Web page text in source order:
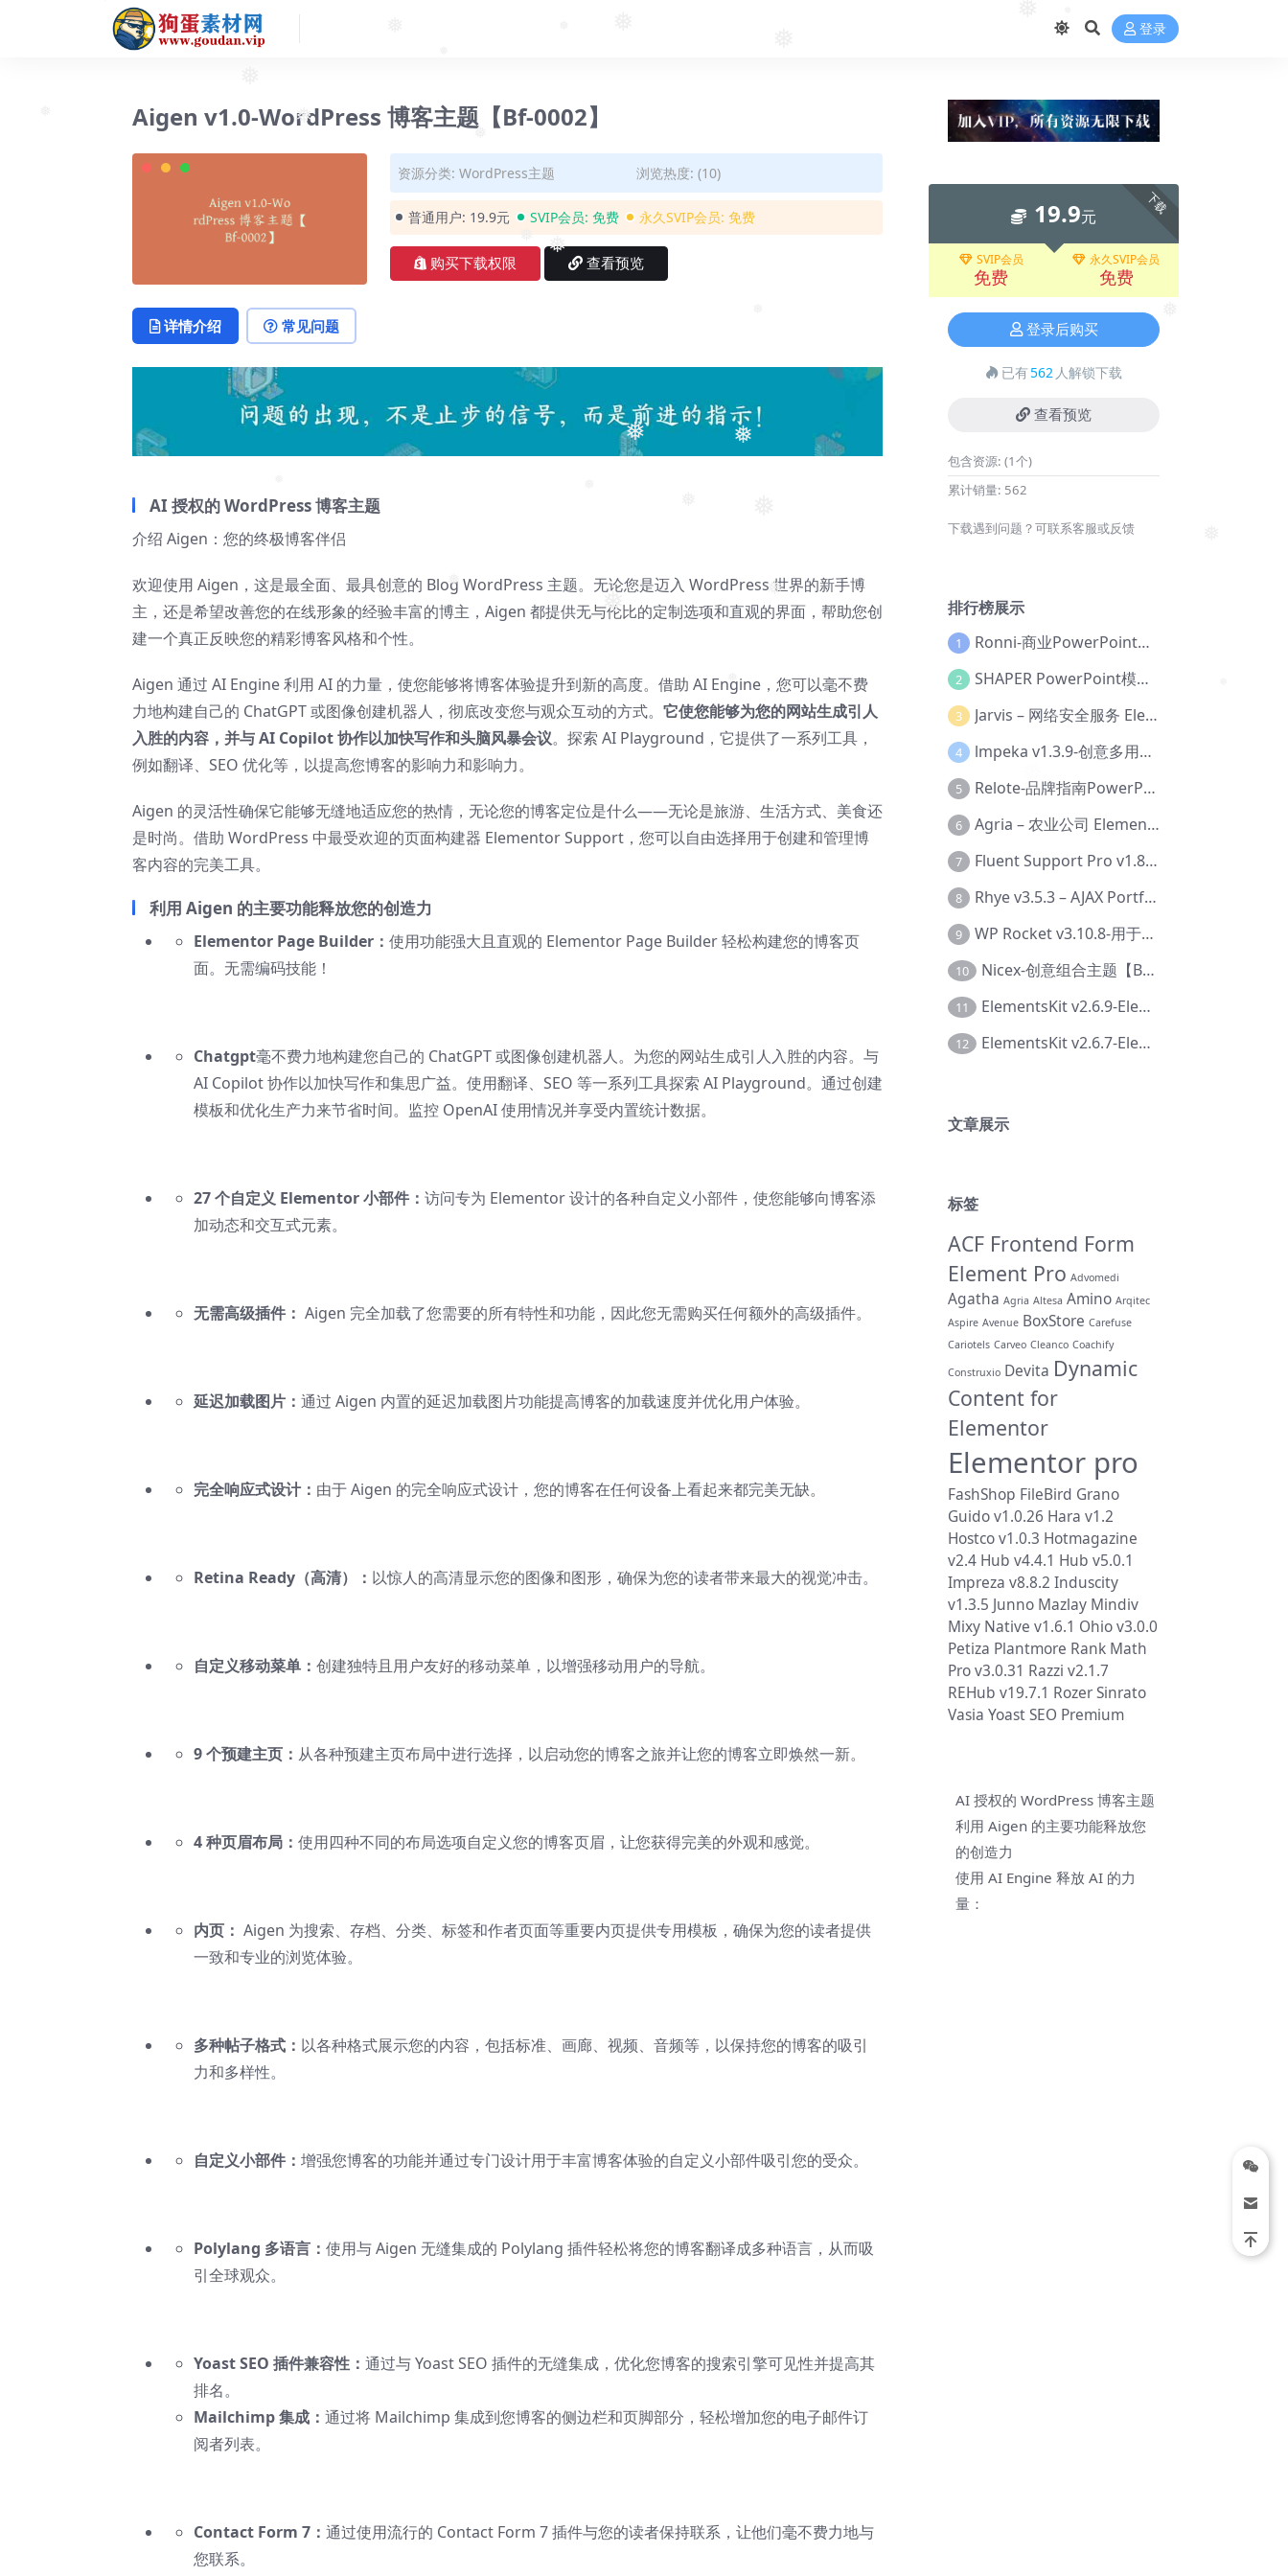
❅
❅
❅
❅
❅
❅
❅
❅
❅
❅
❅ 登录
Aigen v1.0-WordPress 博客主题【Bf-0002】
资源分类: WordPress主题 浏览热度: (10)
普通用户: 19.9元 SVIP会员: 免费 永久SVIP会员: 免费
购买下载权限 查看预览
详情介绍 常见问题
AI 授权的 WordPress 博客主题
介绍 Aigen：您的终极博客伴侣
欢迎使用 Aigen，这是最全面、最具创意的 Blog WordPress 主题。无论您是迈入 WordPress 世界的新手博
主，还是希望改善您的在线形象的经验丰富的博主，Aigen 都提供无与伦比的定制选项和直观的界面，帮助您创
建一个真正反映您的精彩博客风格和个性。
Aigen 通过 AI Engine 利用 AI 的力量，使您能够将博客体验提升到新的高度。借助 AI Engine，您可以毫不费
力地构建自己的 ChatGPT 或图像创建机器人，彻底改变您与观众互动的方式。 它使您能够为您的网站生成引人
入胜的内容，并与 AI Copilot 协作以加快写作和头脑风暴会议。探索 AI Playground，它提供了一系列工具，
例如翻译、SEO 优化等，以提高您博客的影响力和影响力。
Aigen 的灵活性确保它能够无缝地适应您的热情，无论您的博客定位是什么——无论是旅游、生活方式、美食还
是时尚。借助 WordPress 中最受欢迎的页面构建器 Elementor Support，您可以自由选择用于创建和管理博
客内容的完美工具。
利用 Aigen 的主要功能释放您的创造力
Elementor Page Builder： 使用功能强大且直观的 Elementor Page Builder 轻松构建您的博客页
面。无需编码技能！
Chatgpt毫不费力地构建您自己的 ChatGPT 或图像创建机器人。为您的网站生成引人入胜的内容。与
AI Copilot 协作以加快写作和集思广益。使用翻译、SEO 等一系列工具探索 AI Playground。通过创建
模板和优化生产力来节省时间。监控 OpenAI 使用情况并享受内置统计数据。
27 个自定义 Elementor 小部件： 访问专为 Elementor 设计的各种自定义小部件，使您能够向博客添
加动态和交互式元素。
无需高级插件： Aigen 完全加载了您需要的所有特性和功能，因此您无需购买任何额外的高级插件。
延迟加载图片： 通过 Aigen 内置的延迟加载图片功能提高博客的加载速度并优化用户体验。
完全响应式设计： 由于 Aigen 的完全响应式设计，您的博客在任何设备上看起来都完美无缺。
Retina Ready（高清）： 以惊人的高清显示您的图像和图形，确保为您的读者带来最大的视觉冲击。
自定义移动菜单： 创建独特且用户友好的移动菜单，以增强移动用户的导航。
9 个预建主页： 从各种预建主页布局中进行选择，以启动您的博客之旅并让您的博客立即焕然一新。
4 种页眉布局： 使用四种不同的布局选项自定义您的博客页眉，让您获得完美的外观和感觉。
内页： Aigen 为搜索、存档、分类、标签和作者页面等重要内页提供专用模板，确保为您的读者提供
一致和专业的浏览体验。
多种帖子格式： 以各种格式展示您的内容，包括标准、画廊、视频、音频等，以保持您的博客的吸引
力和多样性。
自定义小部件： 增强您博客的功能并通过专门设计用于丰富博客体验的自定义小部件吸引您的受众。
Polylang 多语言： 使用与 Aigen 无缝集成的 Polylang 插件轻松将您的博客翻译成多种语言，从而吸
引全球观众。
Yoast SEO 插件兼容性： 通过与 Yoast SEO 插件的无缝集成，优化您博客的搜索引擎可见性并提高其
排名。
Mailchimp 集成： 通过将 Mailchimp 集成到您博客的侧边栏和页脚部分，轻松增加您的电子邮件订
阅者列表。
Contact Form 7： 通过使用流行的 Contact Form 7 插件与您的读者保持联系，让他们毫不费力地与
您联系。
下载
19.9元
SVIP会员
免费
永久SVIP会员
免费
登录后购买
已有562 人解锁下载
查看预览
包含资源: (1个)
累计销量: 562
下载遇到问题？可联系客服或反馈
排行榜展示
1 Ronni-商业PowerPoint模板【Dc-0077】
2 SHAPER PowerPoint模板【Dc-0184】
3 Jarvis – 网络安全服务 Elementor 模板套件【Aa-0035】
4 lmpeka v1.3.9-创意多用途 WordPress 主题【Be-0064】
5 Relote-品牌指南PowerPoint模板【Dc-0076】
6 Agria – 农业公司 Elementor Pro 模板套件【Aa-0003】
7 Fluent Support Pro v1.8.1 – WordPress 支持票务系统【Cc-0041】
8 Rhye v3.5.3 – AJAX Portfolio WordPress 主题【Bi-0049】
9 WP Rocket v3.10.8-用于wordpress速度优化的缓存加速插件【Cd-0019】
10 Nicex-创意组合主题【Be-0092】
11 ElementsKit v2.6.9-Elementor插件【Ab-0161】
12 ElementsKit v2.6.7-Elementor插件【Ab-0162】
文章展示
标签
ACF Frontend Form
Element Pro Advomedi
Agatha Agria Altesa Amino Arqitec
Aspire Avenue BoxStore Carefuse
Cariotels Carveo Cleanco Coachify
Construxio Devita Dynamic
Content for
Elementor
Elementor pro
FashShop FileBird Grano
Guido v1.0.26 Hara v1.2
Hostco v1.0.3 Hotmagazine
v2.4 Hub v4.4.1 Hub v5.0.1
Impreza v8.8.2 Induscity
v1.3.5 Junno Mazlay Mindiv
Mixy Native v1.6.1 Ohio v3.0.0
Petiza Plantmore Rank Math
Pro v3.0.31 Razzi v2.1.7
REHub v19.7.1 RozerSinrato
Vasia Yoast SEO Premium
AI 授权的 WordPress 博客主题
利用 Aigen 的主要功能释放您
的创造力
使用 AI Engine 释放 AI 的力
量：